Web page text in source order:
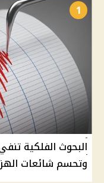
1
البحوث الفلكية
وتحسم شائعات